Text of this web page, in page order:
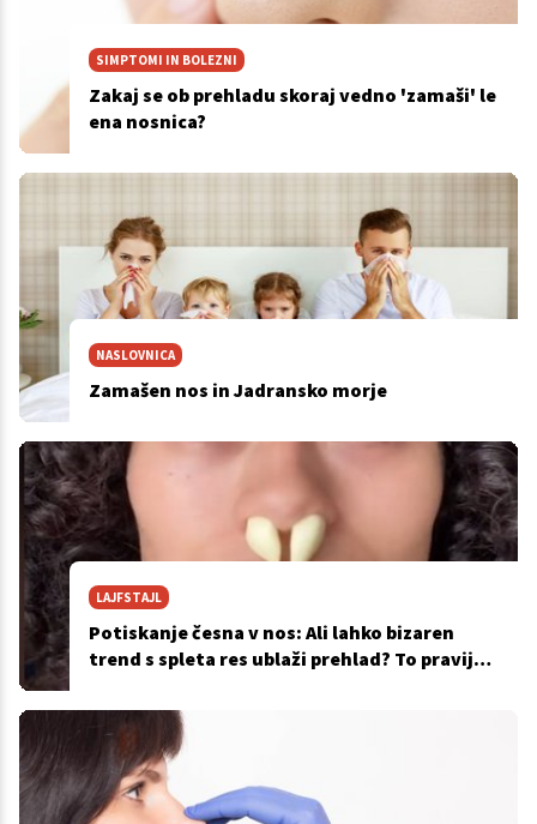
SIMPTOMI IN BOLEZNI
Zakaj se ob prehladu skoraj vedno 'zamaši' le
ena nosnica?
NASLOVNICA
Zamašen nos in Jadransko morje
LAJFSTAJL
Potiskanje česna v nos: Ali lahko bizaren
trend s spleta res ublaži prehlad? To pravijo